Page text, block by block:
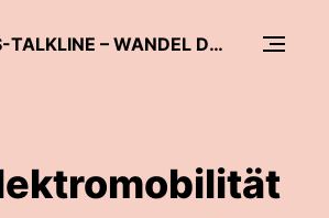
TUWAS-TALKLINE – WANDEL DER WERTSCHÖPFUNG IM ANTRIEBSSTRANG GESTALTEN